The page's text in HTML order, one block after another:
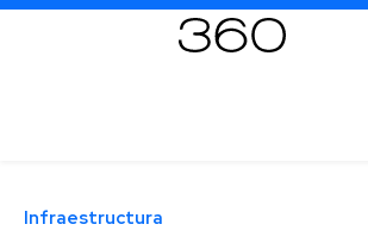
Infraestructura